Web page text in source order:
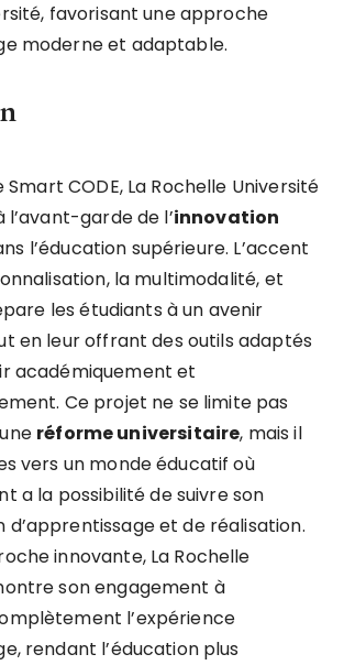
favorisant une approche
moderne et adaptable.
Smart CODE, La Rochelle Université
l’avant-garde de l’innovation
l’éducation supérieure. L’accent
la multimodalité, et
les étudiants à un avenir
en leur offrant des outils adaptés
académiquement et
Ce projet ne se limite pas
réformeuniversitaire, mais il
vers un monde éducatif où
a la possibilité de suivre son
et de réalisation.
innovante, La Rochelle
son engagement à
l’expérience
rendant l’éducation plus